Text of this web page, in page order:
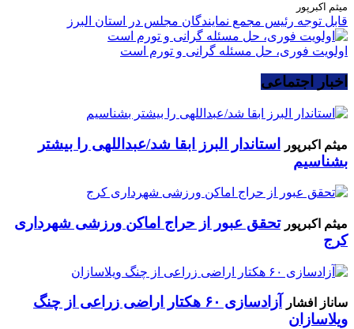
میثم اکبرپور
قابل توجه رئیس مجمع نمایندگان مجلس در استان البرز
اولویت فوری، حل مسئله گرانی و تورم است
اخبار اجتماعی
میثم اکبرپور
استاندار البرز ابقا شد/عبداللهی را بیشتر
بشناسیم
میثم اکبرپور تحقق عبور از حراج اماکن ورزشی شهرداری
کرج
ساناز افشار
آزادسازی ۶۰ هکتار اراضی زراعی از چنگ
ویلاسازان